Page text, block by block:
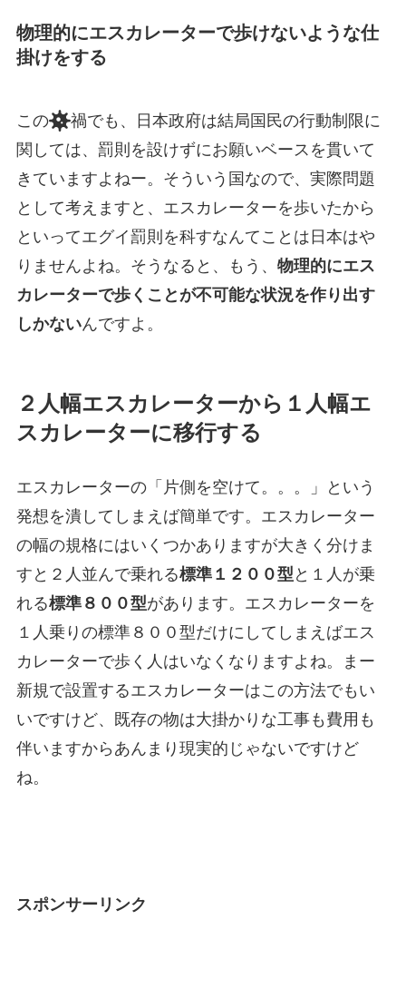
物理的にエスカレーターで歩けないような仕
掛けをする
この
禍でも、日本政府は結局国民の行動制限に
関しては、罰則を設けずにお願いベースを貫いて
きていますよねー。そういう国なので、実際問題
として考えますと、エスカレーターを歩いたから
といってエグイ罰則を科すなんてことは日本はや
りませんよね。そうなると、もう、 物理的にエス
カレーターで歩くことが不可能な状況を作り出す
しかないんですよ。
２人幅エスカレーターから１人幅エ
スカレーターに移行する
エスカレーターの「片側を空けて。。。」という
発想を潰してしまえば簡単です。エスカレーター
の幅の規格にはいくつかありますが大きく分けま
すと２人並んで乗れる標準１２００型 と１人が乗
れる標準８００型があります。エスカレーターを
１人乗りの標準８００型だけにしてしまえばエス
カレーターで歩く人はいなくなりますよね。まー
新規で設置するエスカレーターはこの方法でもい
いですけど、既存の物は大掛かりな工事も費用も
伴いますからあんまり現実的じゃないですけど
ね。
スポンサーリンク